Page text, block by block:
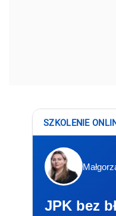
SZKOLENIE
JPK bez